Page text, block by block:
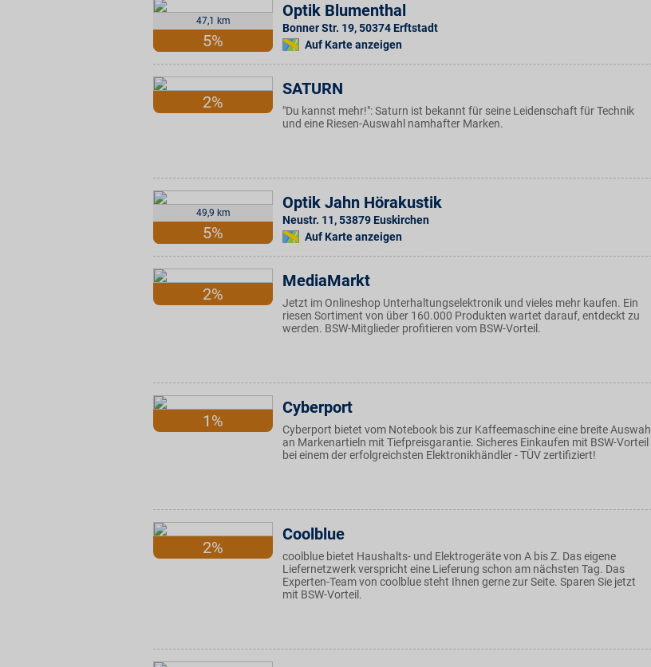
47,1 km
5%
Optik Blumenthal
Bonner Str. 19,50374 Erftstadt
Auf Karte anzeigen
2%
SATURN
"Du kannst mehr!": Saturn ist bekannt für seine Leidenschaft für Technik
und eine Riesen-Auswahl namhafter Marken.
49,9 km
5%
Optik Jahn Hörakustik
Neustr. 11,53879 Euskirchen
Auf Karte anzeigen
2%
MediaMarkt
Jetzt im Onlineshop Unterhaltungselektronik und vieles mehr kaufen. Ein
riesen Sortiment von über 160.000 Produkten wartet darauf, entdeckt zu
werden. BSW-Mitglieder profitieren vom BSW-Vorteil.
1%
Cyberport
Cyberport bietet vom Notebook bis zur Kaffeemaschine eine breite Auswahl
an Markenartieln mit Tiefpreisgarantie. Sicheres Einkaufen mit BSW-Vorteil
bei einem der erfolgreichsten Elektronikhändler - TÜV zertifiziert!
2%
Coolblue
coolblue bietet Haushalts- und Elektrogeräte von A bis Z. Das eigene
Liefernetzwerk verspricht eine Lieferung schon am nächsten Tag. Das
Experten-Team von coolblue steht Ihnen gerne zur Seite. Sparen Sie jetzt
mit BSW-Vorteil.